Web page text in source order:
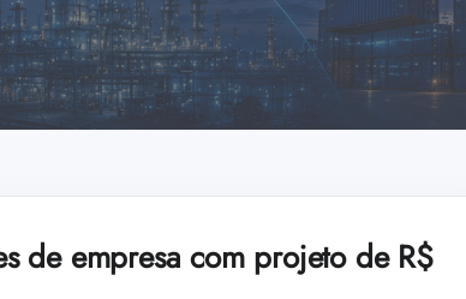
de empresa com projeto de R$